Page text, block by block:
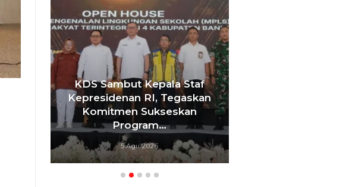
KDS Sambut Kepala Staf
Kepresidenan RI, Tegaskan
Komitmen Sukseskan
Program…
5 Agu 2026